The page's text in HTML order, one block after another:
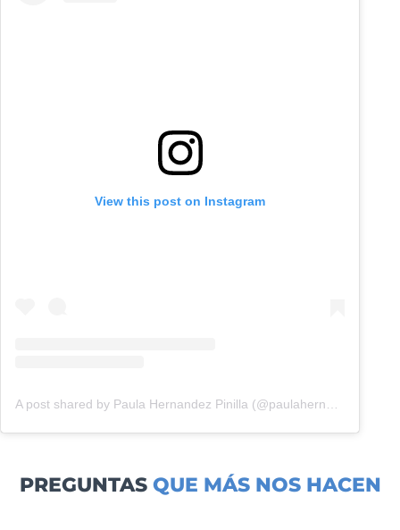
View this post on Instagram
PREGUNTAS QUE MÁS NOS HACEN